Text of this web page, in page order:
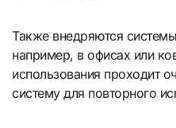
Также внедряются
например, в офисах или
использования проходит
систему для повторного